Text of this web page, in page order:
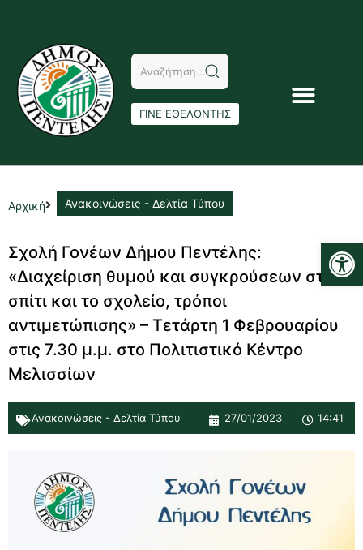
ΓΙΝΕ ΕΘΕΛΟΝΤΗΣ
Αρχική Ανακοινώσεις - Δελτία Τύπου
Σχολή Γονέων Δήμου Πεντέλης:
«Διαχείριση θυμού και συγκρούσεων στο
σπίτι και το σχολείο, τρόποι
αντιμετώπισης» – Τετάρτη 1 Φεβρουαρίου
στις 7.30 μ.μ. στο Πολιτιστικό Κέντρο
Μελισσίων
Ανακοινώσεις - Δελτία Τύπου 27/01/2023 14:41